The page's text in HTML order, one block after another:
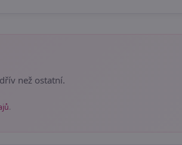
než ostatní.
.